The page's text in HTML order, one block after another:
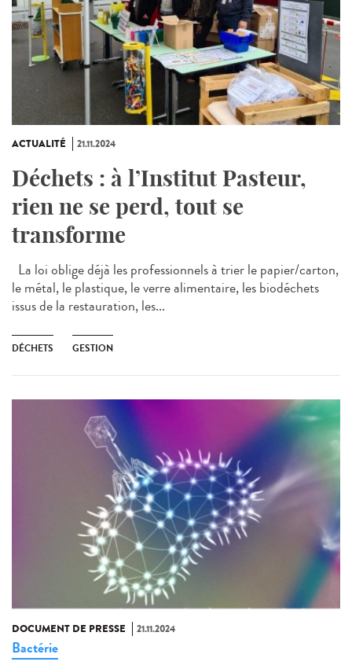
ACTUALITÉ 21.11.2024
Déchets : à l’Institut Pasteur,
rien ne se perd, tout se
transforme
La loi oblige déjà les professionnels à trier le papier/carton,
le métal, le plastique, le verre alimentaire, les biodéchets
issus de la restauration, les...
DÉCHETS GESTION
DOCUMENT DE PRESSE 21.11.2024
Bactérie